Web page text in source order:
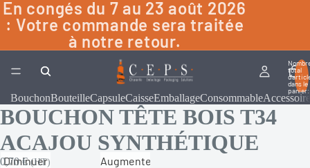
En congés du 7 au 23 août 2026
: Votre commande sera traitée
à notre retour.
total
dans le
BouchonBouteilleCapsuleCaisseEmballageConsommableAccessoire
BOUCHON TÊTE BOIS T34
ACAJOU SYNTHÉTIQUE
0,70 €(HT)
Diminuer
Augmenter